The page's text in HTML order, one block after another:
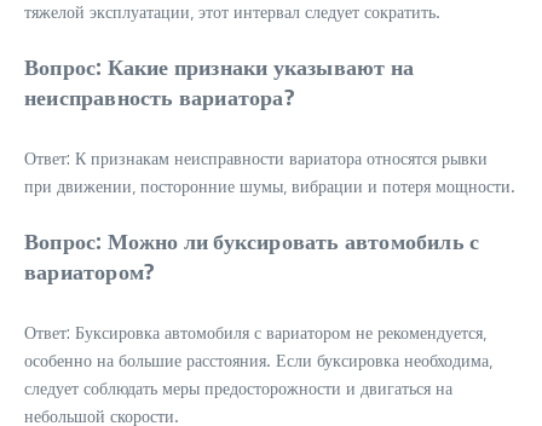
тяжелой эксплуатации‚ этот интервал следует сократить.
Вопрос: Какие признаки указывают на
неисправность вариатора?
Ответ: К признакам неисправности вариатора относятся рывки
при движении‚ посторонние шумы‚ вибрации и потеря мощности.
Вопрос: Можно ли буксировать автомобиль с
вариатором?
Ответ: Буксировка автомобиля с вариатором не рекомендуется‚
особенно на большие расстояния. Если буксировка необходима‚
следует соблюдать меры предосторожности и двигаться на
небольшой скорости.